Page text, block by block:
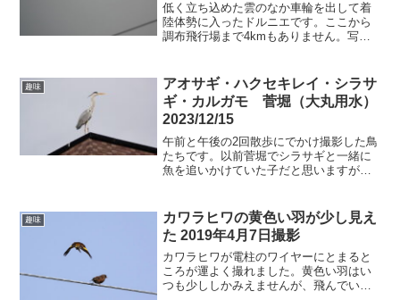
低く立ち込めた雲のなか車輪を出して着
陸体勢に入ったドルニエです。ここから
調布飛行場まで4kmもありません。写真
JA31CA 2019/6/7 10h08m08s写真...
趣味
アオサギ・ハクセキレイ・シラサ
ギ・カルガモ 菅堀（大丸用水）
2023/12/15
午前と午後の2回散歩にでかけ撮影した鳥
たちです。以前菅堀でシラサギと一緒に
魚を追いかけていた子だと思いますが、
回っていました。爆音がするので見上げ
ると大きな自衛隊の輸送...
趣味
カワラヒワの黄色い羽が少し見え
た 2019年4月7日撮影
カワラヒワが電柱のワイヤーにとまると
ころが運よく撮れました。黄色い羽はい
つも少ししかみえませんが、飛んでいる